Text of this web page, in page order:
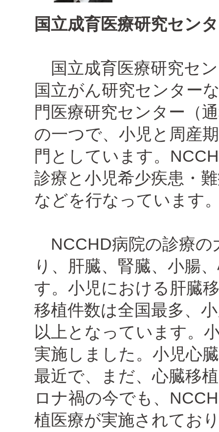
国立成育医療研究セン
国立成育医療研究セ
国立がん研究センター
門医療研究センター（
の一つで、小児と周産
門としています。
診療と小児希少疾患・
などを行なっています
NCCHD病院の診療の
り、肝臓、腎臓、小腸
す。小児における肝臓
移植件数は全国最多、
以上となっています。
実施しました。小児心
最近で、まだ、心臓移
ロナ禍の今でも、
植医療が実施されてお